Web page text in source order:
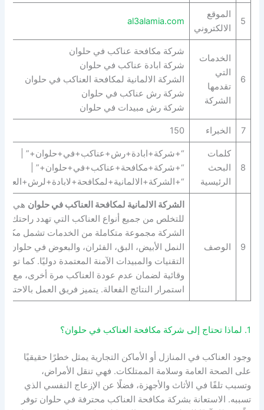
5
الموقع
الالكتروني
al3alamia.com
6
الخدمات
التي
تقدمها
الشركة
شركة مكافحة عناكب في حلوان
شركة ابادة عناكب في حلوان
الشركة الالمانية لمكافحة العناكب في حلوان
شركة رش عناكب في حلوان
شركة رش مبيدات في حلوان
7 الخبراء 150
8
كلمات
البحث
الرئيسية
“+شركة+ابادة+رش+عناكب+في+حلوان+” |
“+شركة+مكافحة+عناكب+في+حلوان+” |
9 الوصف
الشركة الالمانية لمكافحة العناكب في حلوان هي
للتخلص من جميع أنواع العناكب التي تهدد راحتك
الشركة مجموعة متكاملة من الخدمات تشمل
النمل الأبيض، البق، الفئران، والبعوض في حلوان
التقنيات والمبيدات الآمنة المعتمدة دوليًا. كما
وقائية لضمان عدم عودة العناكب مرة أخرى، مع
استمرار النتائج الفعالة. يتميز فريق العمل
1. لماذا تحتاج إلى شركة مكافحة العناكب في حلوان؟
وجود العناكب في المنازل أو الأماكن التجارية يمثل خطرًا حقيقيًا
على الصحة العامة وسلامة الممتلكات. فهي تنقل الأمراض،
وتسبب تلفًا في الأثاث والأجهزة، فضلًا عن الإزعاج النفسي الذي
تسببه. الاستعانة بشركة مكافحة العناكب محترفة في حلوان توفر